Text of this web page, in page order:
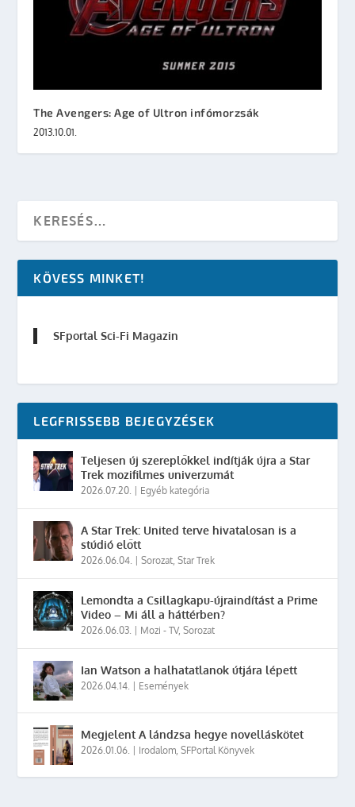
The Avengers: Age of Ultron infómorzsák
2013.10.01.
KÖVESS MINKET!
SFportal Sci-Fi Magazin
LEGFRISSEBB BEJEGYZÉSEK
Teljesen új szereplőkkel indítják újra a Star
Trek mozifilmes univerzumát
2026.07.20. Egyéb kategória
A Star Trek: United terve hivatalosan is a
stúdió előtt
2026.06.04. |Sorozat,Star Trek
Lemondta a Csillagkapu-újraindítást a Prime
Video – Mi áll a háttérben?
2026.06.03. Mozi - TV,Sorozat
Ian Watson a halhatatlanok útjára lépett
2026.04.14. Események
Megjelent A lándzsa hegye novelláskötet
2026.01.06. Irodalom,SFPortal Könyvek